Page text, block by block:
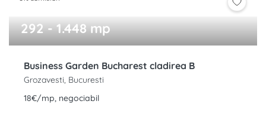
292 - 1.448 mp
Business Garden Bucharest cladirea B
Grozavesti, Bucuresti
18€/mp, negociabil